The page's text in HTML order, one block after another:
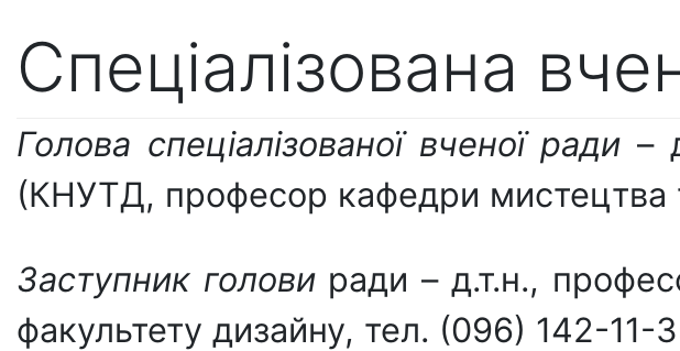
Спеціалізована
Голова спеціалізованої вченої ради –
(КНУТД, професор кафедри
Заступник головиради – д.т.н.,
факультету дизайну, тел. (096) 142-11-